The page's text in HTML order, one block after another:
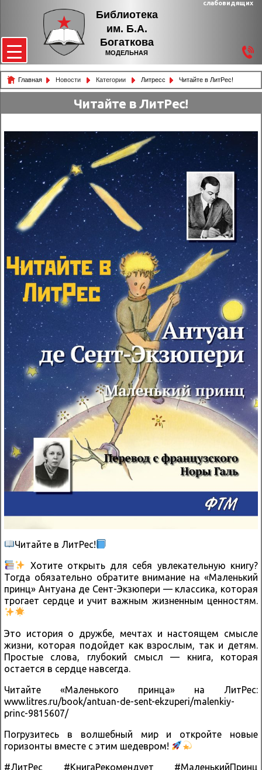
Библиотека
им. Б.А.
Богаткова
МОДЕЛЬНАЯ
слабовидящих
Главная Новости Категории Литресс Читайте в ЛитРес!
Читайте в ЛитРес!
Читайте в ЛитРес!
Хотите открыть для себя увлекательную книгу?
Тогда обязательно обратите внимание на «Маленький
принц» Антуана де Сент-Экзюпери — классика, которая
трогает сердце и учит важным жизненным ценностям.
Это история о дружбе, мечтах и настоящем смысле
жизни, которая подойдет как взрослым, так и детям.
Простые слова, глубокий смысл — книга, которая
остается в сердце навсегда.
Читайте «Маленького принца» на ЛитРес:
www.litres.ru/book/antuan-de-sent-ekzuperi/malenkiy-
princ-9815607/
Погрузитесь в волшебный мир и откройте новые
горизонты вместе с этим шедевром!
#ЛитРес #КнигаРекомендует #МаленькийПринц